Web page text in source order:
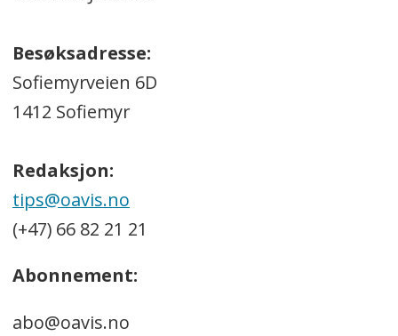
Besøksadresse:
Sofiemyrveien 6D
1412 Sofiemyr
Redaksjon:
tips@oavis.no
(+47) 66 82 21 21
Abonnement:
abo@oavis.no